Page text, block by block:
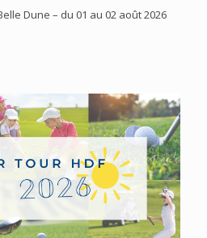
Dune – du 01 au 02 août 2026